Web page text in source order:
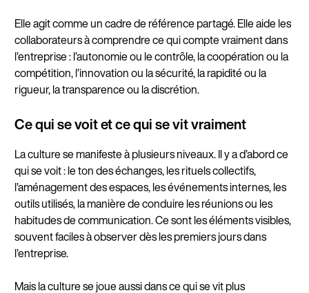
Elle agit comme un cadre de référence partagé. Elle aide les
collaborateurs à comprendre ce qui compte vraiment dans
l’entreprise : l’autonomie ou le contrôle, la coopération ou la
compétition, l’innovation ou la sécurité, la rapidité ou la
rigueur, la transparence ou la discrétion.
Ce qui se voit et ce qui se vit vraiment
La culture se manifeste à plusieurs niveaux. Il y a d’abord ce
qui se voit : le ton des échanges, les rituels collectifs,
l’aménagement des espaces, les événements internes, les
outils utilisés, la manière de conduire les réunions ou les
habitudes de communication. Ce sont les éléments visibles,
souvent faciles à observer dès les premiers jours dans
l’entreprise.
Mais la culture se joue aussi dans ce qui se vit plus